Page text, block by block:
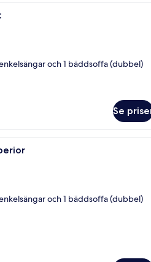
Ett kompakt
och 1 bäddsoffa (dubbel)
Se
En mysig inredning i husbilen
och 1 bäddsoffa (dubbel)